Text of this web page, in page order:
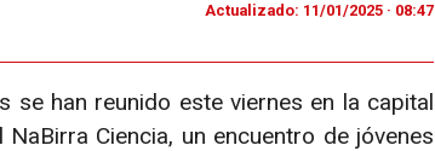
Actualizado: 11/01/2025 · 08:47
han reunido este viernes en la capital
Ciencia, un encuentro de jóvenes